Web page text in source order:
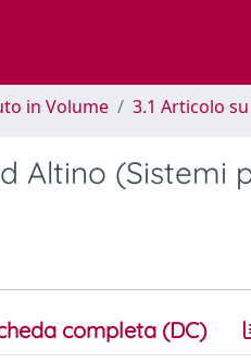
in Volume 3.1 Articolo
Altino (Sistemi
completa (DC)